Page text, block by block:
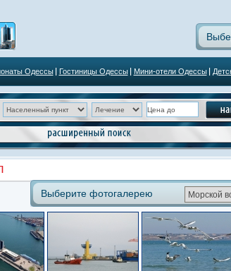
Одессы Гостиницы Одессы Мини-отели Одессы
Выберите фотогалерею